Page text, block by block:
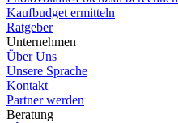
Kaufbudget ermitteln
Ratgeber
Unternehmen
Über Uns
Unsere Sprache
Kontakt
Partner werden
Beratung